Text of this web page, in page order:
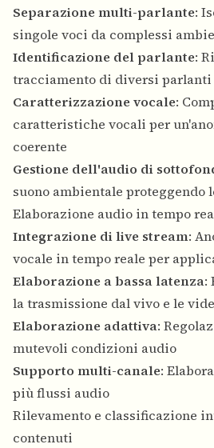
Separazione multi-parlante:
singole voci da complessi
Identificazione del parlante:
tracciamento di diversi
Caratterizzazione vocale:
caratteristiche vocali per
coerente
Gestione dell'audio di
suono ambientale proteggendo
Elaborazione audio in tempo
Integrazione di live stream:
vocale in tempo reale per
Elaborazione a bassa latenza:
la trasmissione dal vivo e le
Elaborazione adattiva:
mutevoli condizioni audio
Supporto multi-canale:
più flussi audio
Rilevamento e classificazione
contenuti